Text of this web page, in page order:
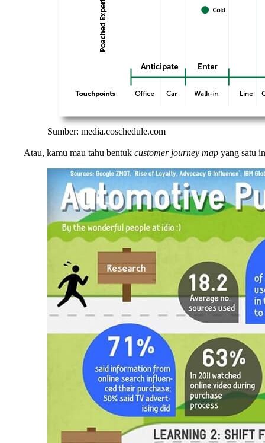
Sumber: media.coschedule.com
Atau, kamu mau tahu bentuk customer journey map yang satu